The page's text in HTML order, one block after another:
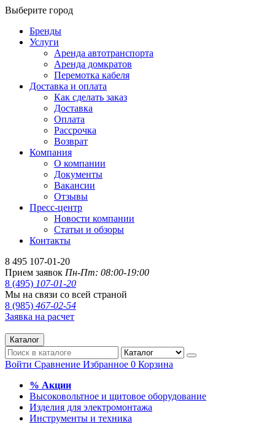
Выберите город
Бренды
Услуги
Аренда автотранспорта
Аренда домкратов
Перемотка кабеля
Доставка и оплата
Как сделать заказ
Доставка
Оплата
Рассрочка
Возврат
Компания
О компании
Документы
Вакансии
Отзывы
Пресс-центр
Новости компании
Статьи и обзоры
Контакты
8 495 107-01-20
Прием заявок Пн-Пт: 08:00-19:00
8 (495) 107-01-20
Мы на связи со всей страной
8 (985) 467-02-54
Заявка на расчет
Каталог
Войти Сравнение Избранное 0 Корзина
% Акции
Высоковольтное и щитовое оборудование
Изделия для электромонтажа
Инструменты и техника